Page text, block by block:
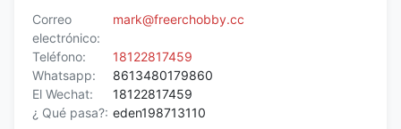
Correo
electrónico:
mark@freerchobby.cc
Teléfono:
18122817459
Whatsapp:
8613480179860
El Wechat:
18122817459
¿ Qué pasa?: eden198713110